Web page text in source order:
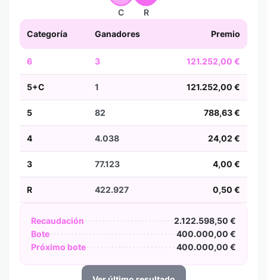
C R
Categoría Ganadores Premio
6 3 121.252,00 €
5+C 1 121.252,00 €
5 82 788,63 €
4 4.038 24,02 €
3 77.123 4,00 €
R 422.927 0,50 €
Recaudación
2.122.598,50 €
Bote
400.000,00 €
Próximo bote
400.000,00 €